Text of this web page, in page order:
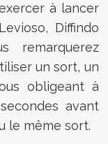
à lancer
Diffindo
remarquerez
un sort, un
obligeant à
avant
le même sort.